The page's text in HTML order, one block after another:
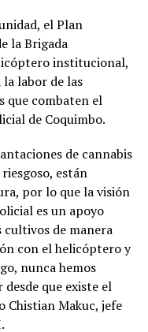
el Plan
la Brigada
institucional,
labor de las
que combaten el
de Coquimbo.
de cannabis
están
por lo que la visión
es un apoyo
de manera
con el helicóptero y
nunca hemos
que existe el
Chistian Makuc, jefe